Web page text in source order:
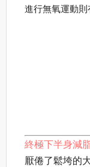
進行無氧運動則
終極下半身減
厭倦了鬆垮的